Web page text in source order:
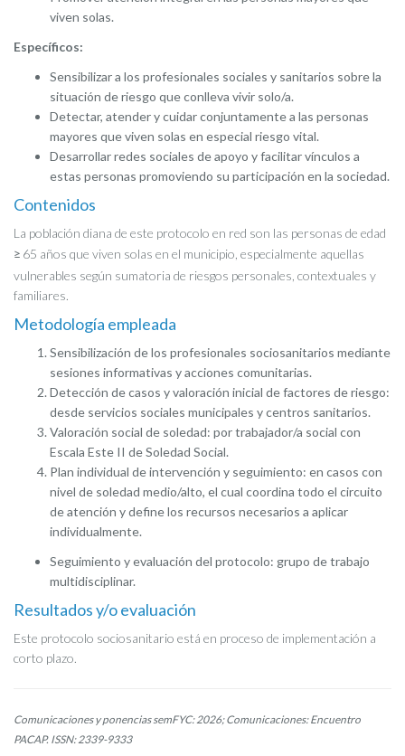
viven solas.
Específicos:
Sensibilizar a los profesionales sociales y sanitarios sobre la
situación de riesgo que conlleva vivir solo/a.
Detectar, atender y cuidar conjuntamente a las personas
mayores que viven solas en especial riesgo vital.
Desarrollar redes sociales de apoyo y facilitar vínculos a
estas personas promoviendo su participación en la sociedad.
Contenidos
La población diana de este protocolo en red son las personas de edad
≥ 65 años que viven solas en el municipio, especialmente aquellas
vulnerables según sumatoria de riesgos personales, contextuales y
familiares.
Metodología empleada
Sensibilización de los profesionales sociosanitarios mediante
sesiones informativas y acciones comunitarias.
Detección de casos y valoración inicial de factores de riesgo:
desde servicios sociales municipales y centros sanitarios.
Valoración social de soledad: por trabajador/a social con
Escala Este II de Soledad Social.
Plan individual de intervención y seguimiento: en casos con
nivel de soledad medio/alto, el cual coordina todo el circuito
de atención y define los recursos necesarios a aplicar
individualmente.
Seguimiento y evaluación del protocolo: grupo de trabajo
multidisciplinar.
Resultados y/o evaluación
Este protocolo sociosanitario está en proceso de implementación a
corto plazo.
Comunicaciones y ponencias semFYC: 2026; Comunicaciones: Encuentro
PACAP. ISSN: 2339-9333